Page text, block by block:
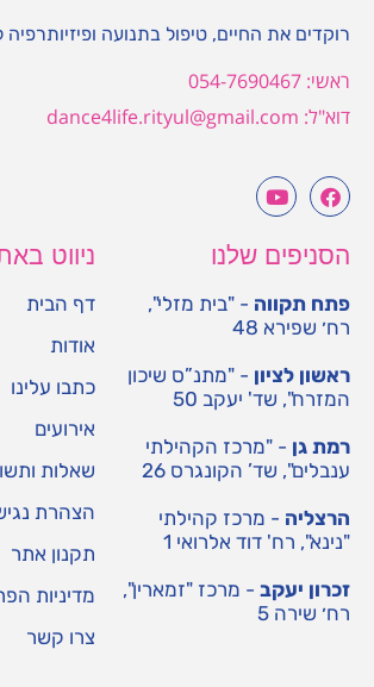
רוקדים את החיים, טיפול בתנועה ופיזיותרפיה
ראשי: 054-7690467
דוא"ל: dance4life.rityul@gmail.com
הסניפים שלנו
פתח תקווה - "בית מזלי",
רח׳ שפירא 48
ראשון לציון - "מתנ”ס שיכון
המזרח", שד' יעקב 50
רמת גן - "מרכז הקהילתי
ענבלים", שד’ הקונגרס 26
הרצליה - מרכז קהילתי
"נינא", רח' דוד אלרואי 1
זכרון יעקב - מרכז "זמארין",
רח׳ שירה 5
ניווט
דף הבית
אודות
כתבו עלינו
אירועים
שאלות
הצהרת
תקנון אתר
מדיניות
צרו קשר